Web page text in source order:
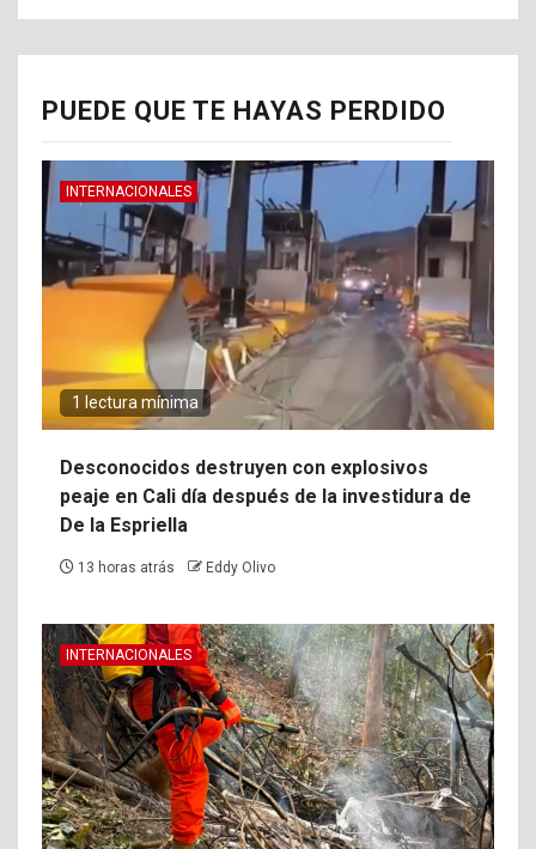
PUEDE QUE TE HAYAS PERDIDO
INTERNACIONALES
1 lectura mínima
Desconocidos destruyen con explosivos
peaje en Cali día después de la investidura de
De la Espriella
13 horas atrás Eddy Olivo
INTERNACIONALES